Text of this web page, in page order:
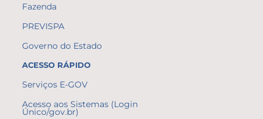
Fazenda
PREVISPA
Governo do Estado
ACESSO RÁPIDO
Serviços E-GOV
Acesso aos Sistemas (Login
Único/gov.br)